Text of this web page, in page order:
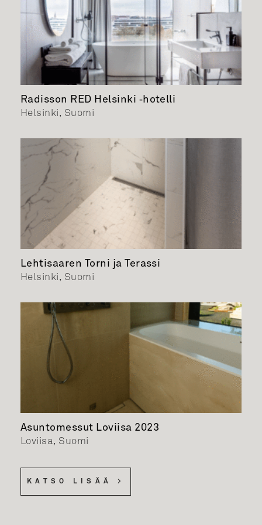
Radisson RED Helsinki ‑hotelli
Helsinki, Suomi
Lehtisaaren Torni ja Terassi
Helsinki, Suomi
Asuntomessut Loviisa 2023
Loviisa, Suomi
KATSO LISÄÄ >